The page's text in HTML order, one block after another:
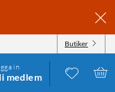
Butiker
in
medlem